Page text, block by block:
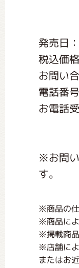
発売日
税込価
お問い
電話番
お電話
※お問
す。
※商品の仕
※商品に
※掲載商
※店舗に
またはお
くま
くま